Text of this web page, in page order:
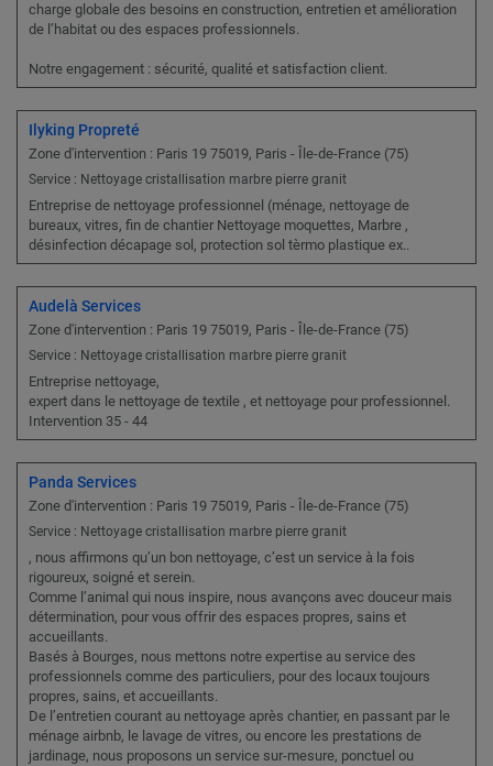
charge globale des besoins en construction, entretien et amélioration
de l’habitat ou des espaces professionnels.
Notre engagement : sécurité, qualité et satisfaction client.
Ilyking Propreté
Zone d'intervention : Paris 19 75019, Paris - Île-de-France (75)
Service : Nettoyage cristallisation marbre pierre granit
Entreprise de nettoyage professionnel (ménage, nettoyage de
bureaux, vitres, fin de chantier Nettoyage moquettes, Marbre ,
désinfection décapage sol, protection sol tèrmo plastique ex..
Audelà Services
Zone d'intervention : Paris 19 75019, Paris - Île-de-France (75)
Service : Nettoyage cristallisation marbre pierre granit
Entreprise nettoyage,
expert dans le nettoyage de textile , et nettoyage pour professionnel.
Intervention 35 - 44
Panda Services
Zone d'intervention : Paris 19 75019, Paris - Île-de-France (75)
Service : Nettoyage cristallisation marbre pierre granit
, nous affirmons qu’un bon nettoyage, c’est un service à la fois
rigoureux, soigné et serein.
Comme l’animal qui nous inspire, nous avançons avec douceur mais
détermination, pour vous offrir des espaces propres, sains et
accueillants.
Basés à Bourges, nous mettons notre expertise au service des
professionnels comme des particuliers, pour des locaux toujours
propres, sains, et accueillants.
De l’entretien courant au nettoyage après chantier, en passant par le
ménage airbnb, le lavage de vitres, ou encore les prestations de
jardinage, nous proposons un service sur-mesure, ponctuel ou